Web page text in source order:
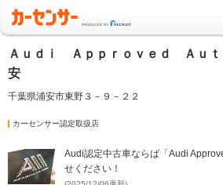
Ａｕｄｉ Ａｐｐｒｏｖｅｄ Ａｕｔ
安
千葉県浦安市東野３－９－２２
カーセンサー認定取扱店
Audi認定中古車ならば「Audi
せください！